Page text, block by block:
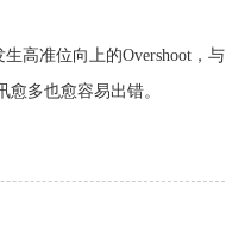
高准位向上的Overshoot，与
多也愈容易出错。